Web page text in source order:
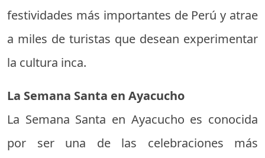
festividades más importantes de Perú y atrae
a miles de turistas que desean experimentar
la cultura inca.
La Semana Santa en Ayacucho
La Semana Santa en Ayacucho es conocida
por ser una de las celebraciones más